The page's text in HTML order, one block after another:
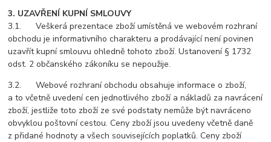
3. UZAVŘENÍ KUPNÍ SMLOUVY
3.1. Veškerá prezentace zboží umístěná ve webovém rozhraní
obchodu je informativního charakteru a prodávající není povinen
uzavřít kupní smlouvu ohledně tohoto zboží. Ustanovení § 1732
odst. 2 občanského zákoníku se nepoužije.
3.2. Webové rozhraní obchodu obsahuje informace o zboží,
a to včetně uvedení cen jednotlivého zboží a nákladů za navrácení
zboží, jestliže toto zboží ze své podstaty nemůže být navráceno
obvyklou poštovní cestou. Ceny zboží jsou uvedeny včetně daně
z přidané hodnoty a všech souvisejících poplatků. Ceny zboží